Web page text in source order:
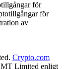
för
för
av
Crypto.com
MT Limited enligt